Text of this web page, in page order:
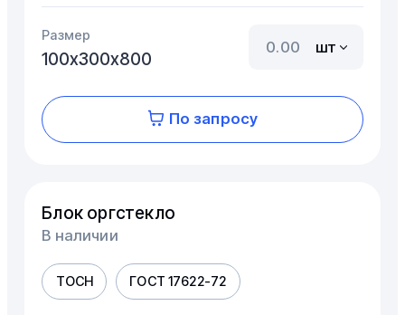
Размер
100х300х800
шт
По запросу
Блок оргстекло
В наличии
ТОСН ГОСТ 17622-72